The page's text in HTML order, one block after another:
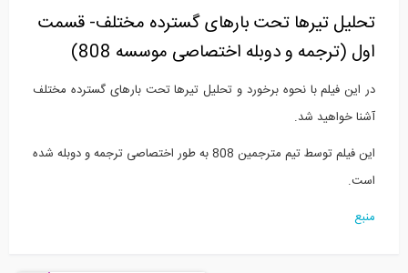
بتنی (ترجمه و...
تحلیل تیرها تحت بارهای گسترده مختلف- قسمت
اول (ترجمه و دوبله اختصاصی موسسه 808)
در این فیلم با نحوه برخورد و تحلیل تیرها تحت بارهای گسترده مختلف
آشنا خواهید شد.
این فیلم توسط تیم مترجمین 808 به طور اختصاصی ترجمه و دوبله شده
است.
منبع